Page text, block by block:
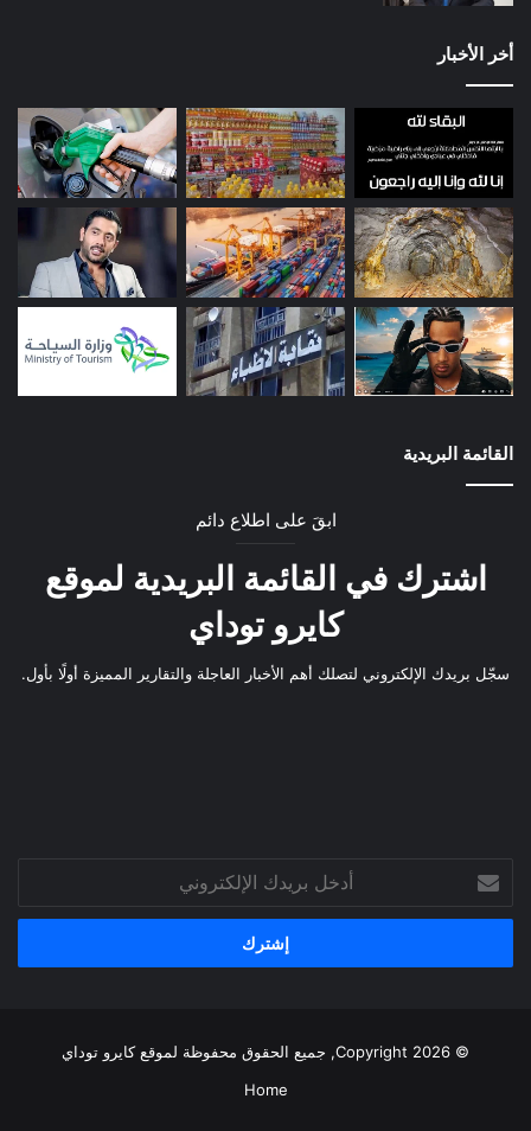
أخر الأخبار
القائمة البريدية
ابقَ على اطلاع دائم
اشترك في القائمة البريدية لموقع
كايرو توداي
سجّل بريدك الإلكتروني لتصلك أهم الأخبار العاجلة والتقارير المميزة أولًا بأول.
بريدك
الإلكتروني
© Copyright 2026, جميع الحقوق محفوظة لموقع
كايرو توداي
Home